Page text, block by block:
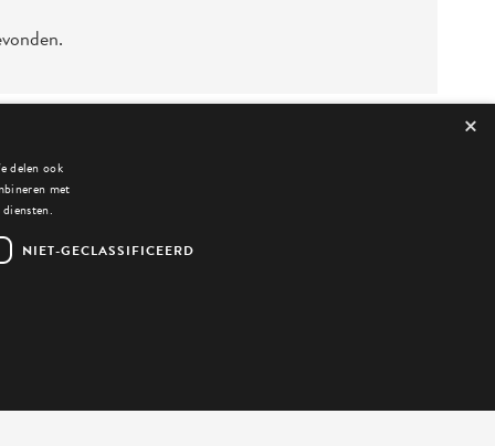
×
delen ook
met
NIET-GECLASSIFICEERD